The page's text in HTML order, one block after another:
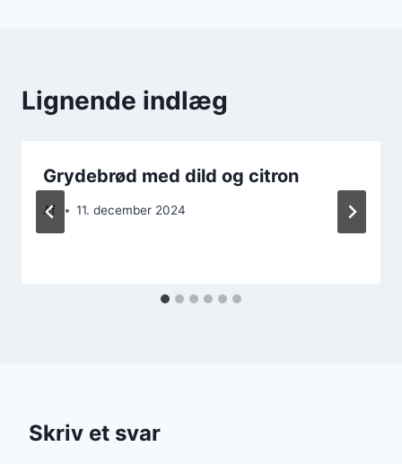
Lignende indlæg
Grydebrød med dild og citron
Af 11. december 2024
Skriv et svar